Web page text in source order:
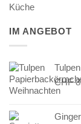
IM ANGEBOT
CHF